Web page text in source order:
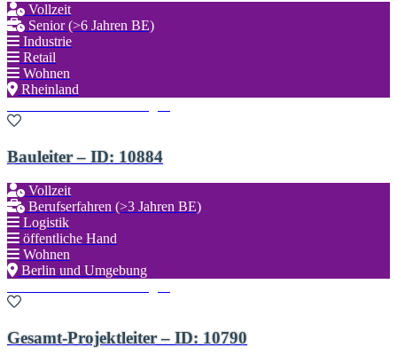
Vollzeit
Senior (>6 Jahren BE)
Industrie
Retail
Wohnen
Rheinland
Bauleiter – ID: 10884
Vollzeit
Berufserfahren (>3 Jahren BE)
Logistik
öffentliche Hand
Wohnen
Berlin und Umgebung
Gesamt-Projektleiter – ID: 10790